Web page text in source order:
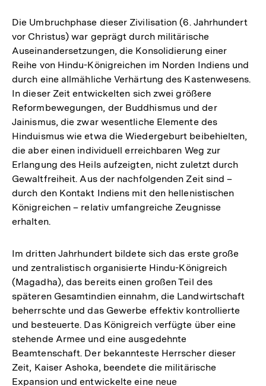
Die Umbruchphase dieser Zivilisation (6. Jahrhundert
vor Christus) war geprägt durch militärische
Auseinandersetzungen, die Konsolidierung einer
Reihe von Hindu-Königreichen im Norden Indiens und
durch eine allmähliche Verhärtung des Kastenwesens.
In dieser Zeit entwickelten sich zwei größere
Reformbewegungen, der Buddhismus und der
Jainismus, die zwar wesentliche Elemente des
Hinduismus wie etwa die Wiedergeburt beibehielten,
die aber einen individuell erreichbaren Weg zur
Erlangung des Heils aufzeigten, nicht zuletzt durch
Gewaltfreiheit. Aus der nachfolgenden Zeit sind –
durch den Kontakt Indiens mit den hellenistischen
Königreichen – relativ umfangreiche Zeugnisse
erhalten.
Im dritten Jahrhundert bildete sich das erste große
und zentralistisch organisierte Hindu-Königreich
(Magadha), das bereits einen großen Teil des
späteren Gesamtindien einnahm, die Landwirtschaft
beherrschte und das Gewerbe effektiv kontrollierte
und besteuerte. Das Königreich verfügte über eine
stehende Armee und eine ausgedehnte
Beamtenschaft. Der bekannteste Herrscher dieser
Zeit, Kaiser Ashoka, beendete die militärische
Expansion und entwickelte eine neue